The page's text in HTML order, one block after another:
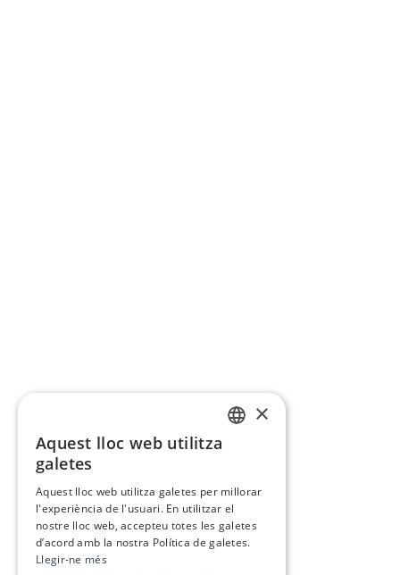
×
Aquest lloc web utilitza
galetes
Aquest lloc web utilitza galetes per millorar
l'experiència de l'usuari. En utilitzar el
nostre lloc web, accepteu totes les galetes
d’acord amb la nostra Política de galetes.
Llegir-ne més